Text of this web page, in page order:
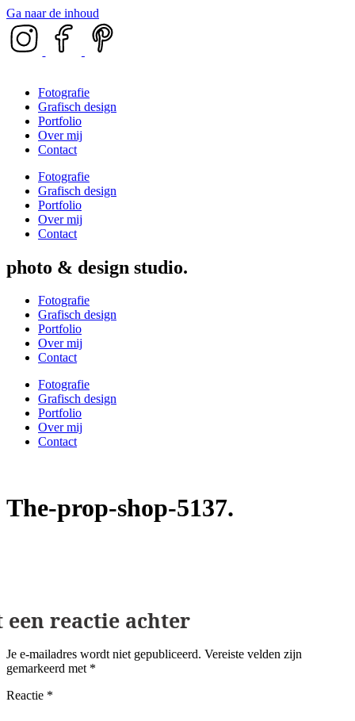
Ga naar de inhoud
Fotografie
Grafisch design
Portfolio
Over mij
Contact
Fotografie
Grafisch design
Portfolio
Over mij
Contact
photo & design studio
Fotografie
Grafisch design
Portfolio
Over mij
Contact
Fotografie
Grafisch design
Portfolio
Over mij
Contact
The-prop-shop-5137
Geef een reactie
Je e-mailadres wordt niet gepubliceerd. Vereiste velden zijn
gemarkeerd met *
Reactie *